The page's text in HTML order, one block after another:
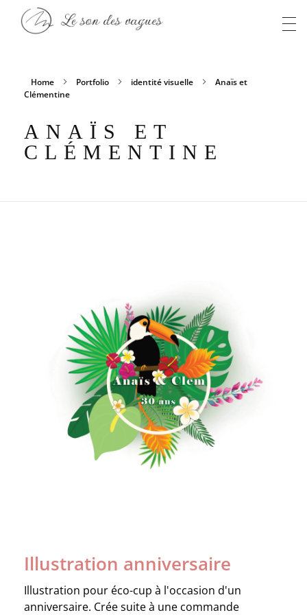
Home Portfolio identité visuelle
Anaïs et
Clémentine
ANAÏS ET
CLÉMENTINE
Illustration anniversaire
Illustration pour éco-cup à l'occasion d'un
anniversaire. Crée suite à une commande